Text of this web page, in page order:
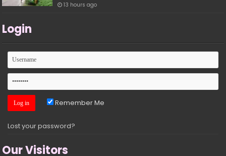
13 hours ago
Login
Remember Me
Lost your password?
Our Visitors